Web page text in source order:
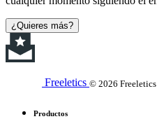
¿Quieres más?
Freeletics © 2026
Productos